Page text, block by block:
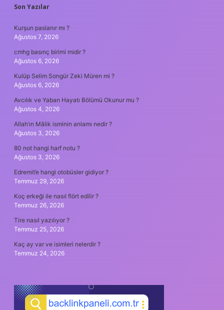
SIDEBAR
Son Yazılar
Kurşun paslanır mı ?
Ağustos 7, 2026
cmhg basınç birimi midir ?
Ağustos 6, 2026
Kulüp Selim Songür Zeki Müren mi ?
Ağustos 6, 2026
Avcılık ve Yaban Hayatı Bölümü Okunur mu ?
Ağustos 4, 2026
Allah’ın Mâlik isminin anlamı nedir ?
Ağustos 3, 2026
80 not hangi harf notu ?
Ağustos 3, 2026
Edremit’e hangi otobüsler gidiyor ?
Temmuz 29, 2026
Koç erkeği ile nasıl flört edilir ?
Temmuz 26, 2026
Tire nasıl yazılıyor ?
Temmuz 25, 2026
Kaç ay var ve isimleri nelerdir ?
Temmuz 24, 2026